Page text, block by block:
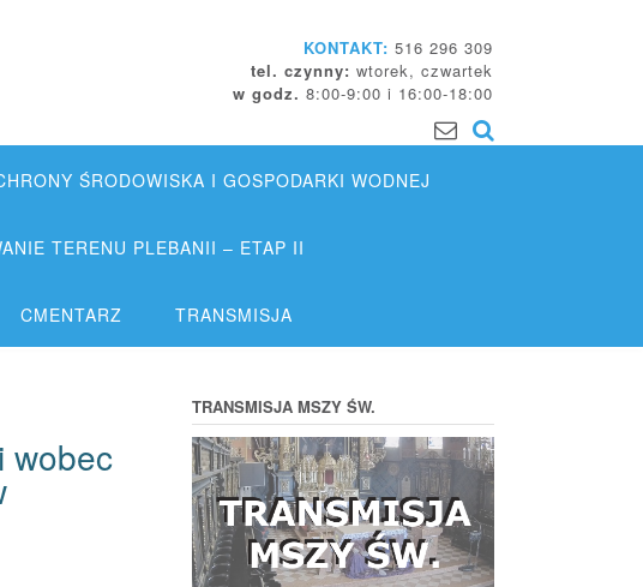
KONTAKT: 516 296 309
tel. czynny: wtorek, czwartek
w godz. 8:00-9:00 i 16:00-18:00
ŚRODOWISKA I GOSPODARKI WODNEJ
TERENU PLEBANII – ETAP II
CMENTARZ TRANSMISJA
wobec
TRANSMISJA MSZY ŚW.